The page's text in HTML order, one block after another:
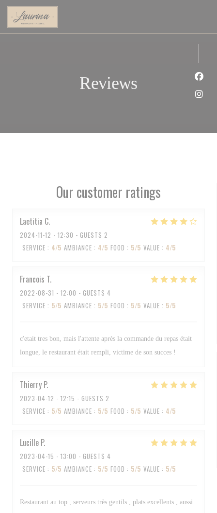
Personalizing your cookie choices
Reviews
Our customer ratings
Laetitia C
2024-11-12 - 12:30 - GUESTS 2
SERVICE : 4/5 AMBIANCE : 4/5 FOOD : 5/5 VALUE : 4/5
Francois T
2022-08-31 - 12:00 - GUESTS 4
SERVICE : 5/5 AMBIANCE : 5/5 FOOD : 5/5 VALUE : 5/5
c'etait tres bon, mais l'attente après la commande du repas était
longue, le restaurant était rempli, victime de son succes !
Thierry P
2023-04-12 - 12:15 - GUESTS 2
SERVICE : 5/5 AMBIANCE : 5/5 FOOD : 5/5 VALUE : 4/5
Lucille P
2023-04-15 - 13:00 - GUESTS 4
SERVICE : 5/5 AMBIANCE : 5/5 FOOD : 5/5 VALUE : 5/5
Restaurant au top , serveurs très gentils , plats excellents , aussi